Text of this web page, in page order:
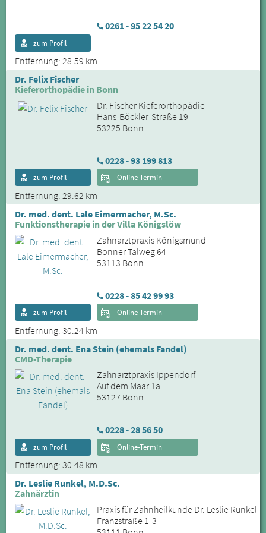
0261 - 95 22 54 20
Entfernung: 28.59 km
zum Profil
Dr. Felix Fischer
Kieferorthopädie in Bonn
Dr. Fischer Kieferorthopädie
Hans-Böckler-Straße 19
53225 Bonn
0228 - 93 199 813
Entfernung: 29.62 km
zum Profil Online-Termin
Dr. med. dent. Lale Eimermacher, M.Sc.
Funktionstherapie in der Villa Königslöw
Zahnarztpraxis Königsmund
Bonner Talweg 64
53113 Bonn
0228 - 85 42 99 93
Entfernung: 30.24 km
zum Profil Online-Termin
Dr. med. dent. Ena Stein (ehemals Fandel)
CMD-Therapie
Zahnarztpraxis Ippendorf
Auf dem Maar 1a
53127 Bonn
0228 - 28 56 50
Entfernung: 30.48 km
zum Profil Online-Termin
Dr. Leslie Runkel, M.D.Sc.
Zahnärztin
Praxis für Zahnheilkunde Dr. Leslie Runkel
Franzstraße 1-3